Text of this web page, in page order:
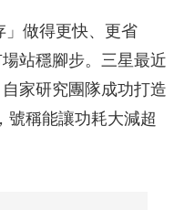
」做得更快、更省
站穩腳步。三星最近
家研究團隊成功打造
號稱能讓功耗大減超